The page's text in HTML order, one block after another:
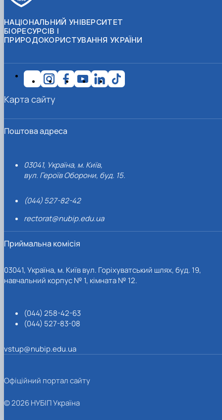
НАЦІОНАЛЬНИЙ УНІВЕРСИТЕТ
БІОРЕСУРСІВ І
ПРИРОДОКОРИСТУВАННЯ УКРАЇНИ
Поштова адреса
03041, Україна, м. Київ,
вул. Героїв Оборони, буд. 15.
(044) 527-82-42
rectorat@nubip.edu.ua
Приймальна комісія
03041, Україна, м. Київ вул. Горіхуватський шлях, буд. 19,
навчальний корпус № 1, кімната № 12.
(044) 258-42-63
(044) 527-83-08
vstup@nubip.edu.ua
Карта сайту
Офіційний портал сайту
© 2026 НУБІП Україна